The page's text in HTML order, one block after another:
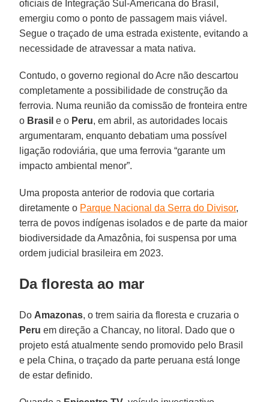
oficiais de Integração Sul-Americana do Brasil,
emergiu como o ponto de passagem mais viável.
Segue o traçado de uma estrada existente, evitando a
necessidade de atravessar a mata nativa.
Contudo, o governo regional do Acre não descartou
completamente a possibilidade de construção da
ferrovia. Numa reunião da comissão de fronteira entre
o Brasil e o Peru, em abril, as autoridades locais
argumentaram, enquanto debatiam uma possível
ligação rodoviária, que uma ferrovia “garante um
impacto ambiental menor”.
Uma proposta anterior de rodovia que cortaria
diretamente o Parque Nacional da Serra do Divisor,
terra de povos indígenas isolados e de parte da maior
biodiversidade da Amazônia, foi suspensa por uma
ordem judicial brasileira em 2023.
Da floresta ao mar
Do Amazonas, o trem sairia da floresta e cruzaria o
Peru em direção a Chancay, no litoral. Dado que o
projeto está atualmente sendo promovido pelo Brasil
e pela China, o traçado da parte peruana está longe
de estar definido.